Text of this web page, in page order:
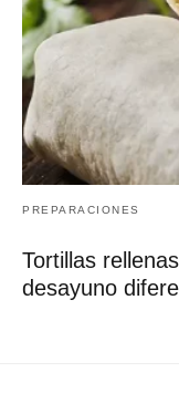
PREPARACIONES
Tortillas
desayuno